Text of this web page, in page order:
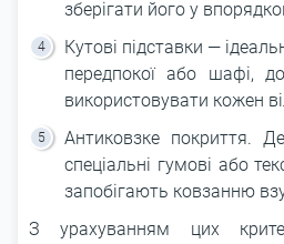
зберігати його у
Кутові підставки ―
передпокої або шафі,
використовувати кожен
Антиковзке покриття.
спеціальні гумові або
запобігають ковзанню
З урахуванням цих